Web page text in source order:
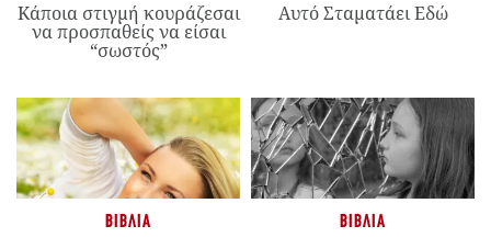
Κάποια στιγμή κουράζεσαι
να προσπαθείς να είσαι
“σωστός”
Αυτό Σταματάει Εδώ
ΒΙΒΛΊΑ ΒΙΒΛΊΑ